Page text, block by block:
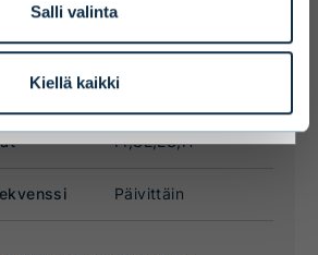
Salli valinta
Kiellä kaikki
I ACCEPT & ENTER